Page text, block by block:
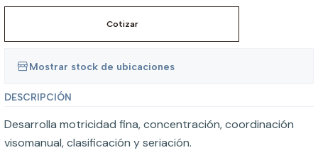
Cotizar
Mostrar stock de ubicaciones
DESCRIPCIÓN
Desarrolla motricidad fina, concentración, coordinación
visomanual, clasificación y seriación.